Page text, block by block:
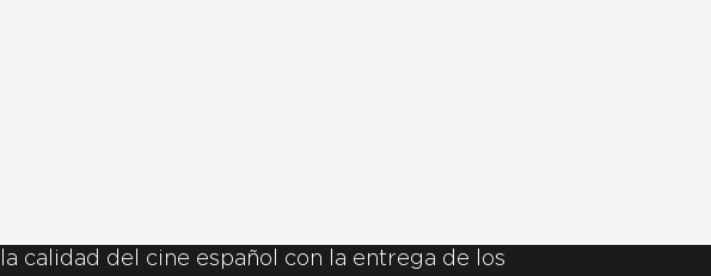
calidad del cine español con la entrega de los